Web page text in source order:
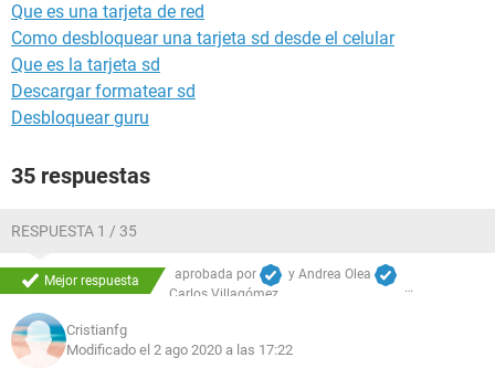
Que es una tarjeta de red
Como desbloquear una tarjeta sd desde el celular
Que es la tarjeta sd
Descargar formatear sd
Desbloquear guru
35 respuestas
RESPUESTA 1 / 35
Mejor respuesta
aprobada por
Carlos Villagómez
y Andrea Olea
Cristianfg
Modificado el 2 ago 2020 a las 17:22